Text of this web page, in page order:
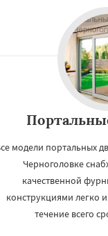
модели портальных
Черноголовке
качественной
конструкциями легко
течение всего